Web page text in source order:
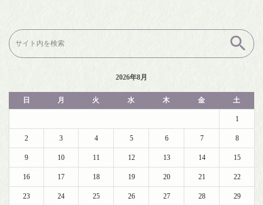
検
索:
2026年8月
日 月 火 水 木 金 土
1
2 3 4 5 6 7 8
9 10 11 12 13 14 15
16 17 18 19 20 21 22
23 24 25 26 27 28 29